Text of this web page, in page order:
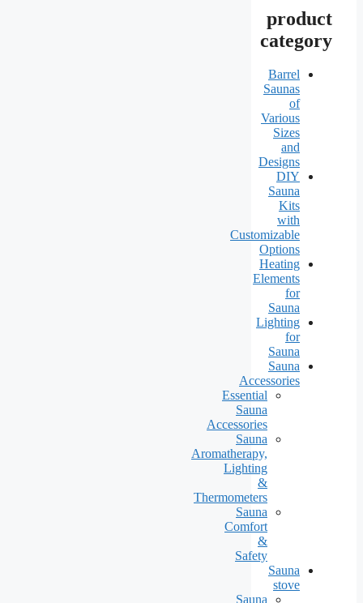
product
category
Barrel
Saunas
of
Various
Sizes
and
Designs
DIY
Sauna
Kits
with
Customizable
Options
Heating
Elements
for
Sauna
Lighting
for
Sauna
Sauna
Accessories
Essential
Sauna
Accessories
Sauna
Aromatherapy,
Lighting
&
Thermometers
Sauna
Comfort
&
Safety
Sauna
stove
Sauna